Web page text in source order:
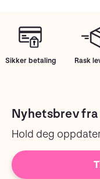
Sikker betaling Rask
Nyhetsbrev
Hold deg